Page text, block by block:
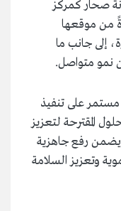
صحار كمركز
من موقعها
إلى جانب ما
نمو متواصل.
على تنفيذ
المقترحة لتعزيز
يضمن رفع جاهزية
وتعزيز السلامة